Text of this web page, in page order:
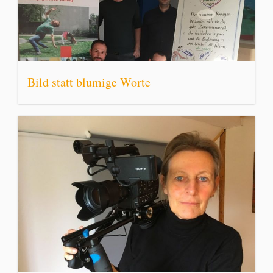
Bild statt blumige Worte